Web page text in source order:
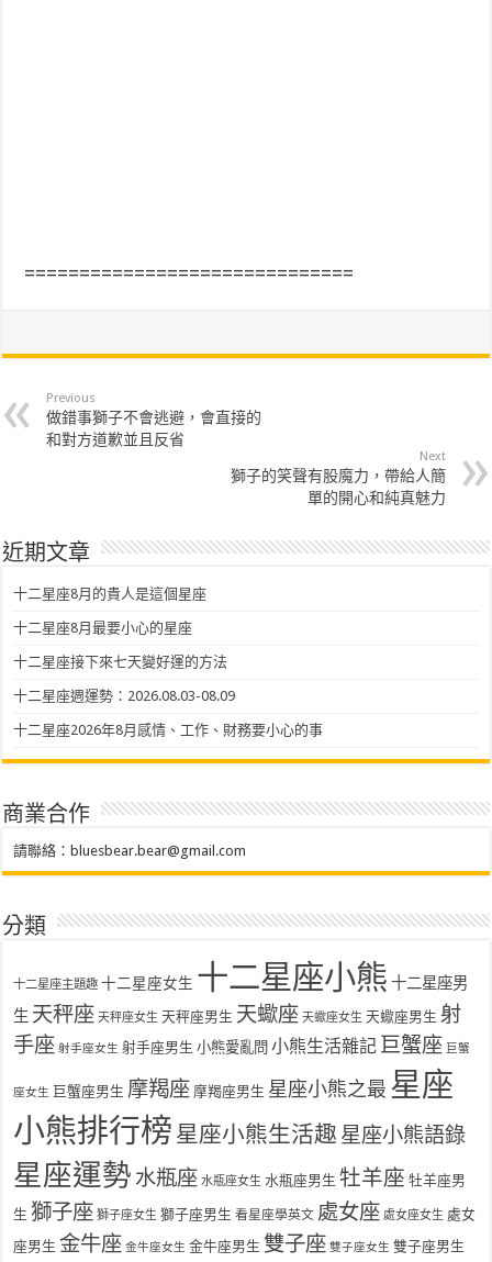
==============================
Previous
做錯事獅子不會逃避，會直接的
和對方道歉並且反省
Next
獅子的笑聲有股魔力，帶給人簡
單的開心和純真魅力
近期文章
十二星座8月的貴人是這個星座
十二星座8月最要小心的星座
十二星座接下來七天變好運的方法
十二星座週運勢：2026.08.03-08.09
十二星座2026年8月感情、工作、財務要小心的事
商業合作
請聯絡： bluesbear.bear@gmail.com
分類
十二星座主題趣 十二星座女生 十二星座小熊 十二星座男
生 天秤座 天秤座女生 天秤座男生 天蠍座 天蠍座女生 天蠍座男生 射
手座 射手座女生 射手座男生 小熊愛亂問 小熊生活雜記 巨蟹座 巨蟹
座女生 巨蟹座男生 摩羯座 摩羯座男生 星座小熊之最 星座
小熊排行榜 星座小熊生活趣 星座小熊語錄
星座運勢 水瓶座 水瓶座女生 水瓶座男生 牡羊座 牡羊座男
生 獅子座 獅子座女生 獅子座男生 看星座學英文 處女座 處女座女生 處女
座男生 金牛座 金牛座女生 金牛座男生 雙子座 雙子座女生 雙子座男生